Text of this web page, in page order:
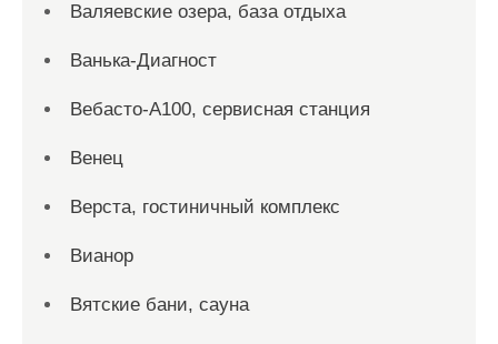
Валяевские озера, база отдыха
Ванька-Диагност
Вебасто-А100, сервисная станция
Венец
Верста, гостиничный комплекс
Вианор
Вятские бани, сауна